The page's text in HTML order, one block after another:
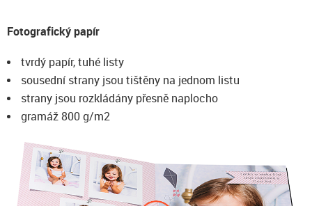
Fotografický papír
tvrdý papír, tuhé listy
sousední strany jsou tištěny na jednom listu
strany jsou rozkládány přesně naplocho
gramáž 800 g/m2